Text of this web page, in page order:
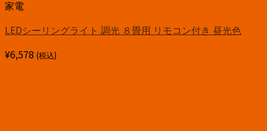
家電
LEDシーリングライト 調光 ８畳用 リモコン付き 昼光色
¥6,578 (税込)